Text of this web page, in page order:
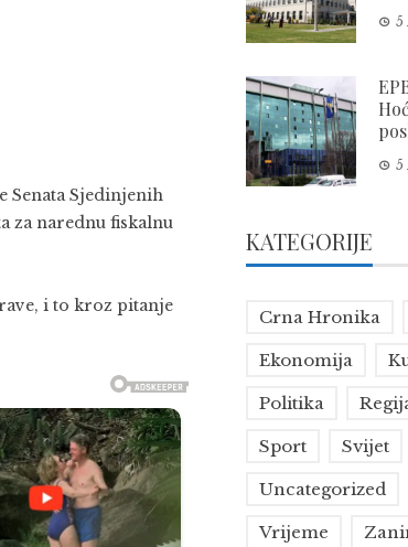
Senata Sjedinjenih
za narednu fiskalnu
i to kroz pitanje
5
5
KATEGORIJE
Crna Hronika
Ekonomija
Politika
Sport Svijet
Uncategorized
Vrijeme